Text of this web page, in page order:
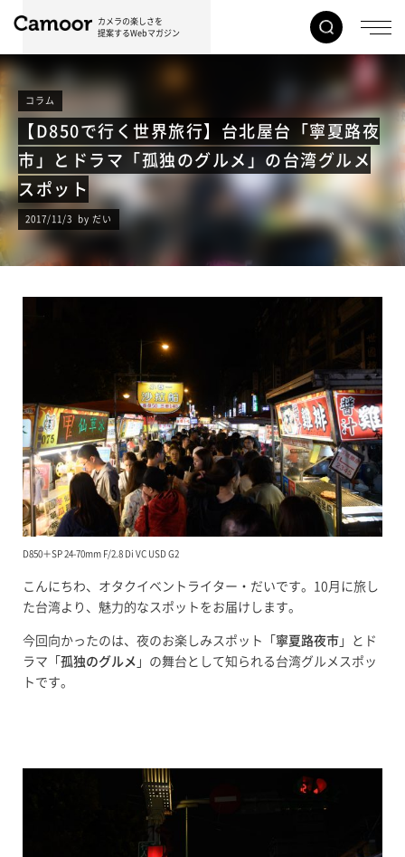
カメラの楽しさを
提案するWebマガジン
コラム
【D850で行く世界旅行】台北屋台「寧夏路夜
市」とドラマ「孤独のグルメ」の台湾グルメ
スポット
2017/11/3 by だい
D850＋SP 24-70mm F/2.8 Di VC USD G2
こんにちわ、オタクイベントライター・だいです。10月に旅し
た台湾より、魅力的なスポットをお届けします。
今回向かったのは、夜のお楽しみスポット「 寧夏路夜市 」とド
ラマ「 孤独のグルメ 」の舞台として知られる台湾グルメスポッ
トです。